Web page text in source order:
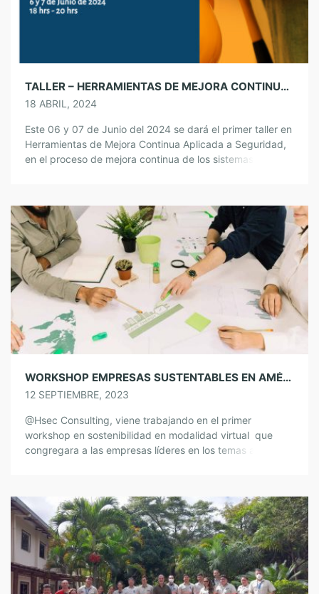
TALLER – HERRAMIENTAS DE MEJORA CONTINUA APLICADA A SEGURIDAD
18 ABRIL, 2024
Este 06 y 07 de Junio del 2024 se dará el primer taller en
Herramientas de Mejora Continua Aplicada a Seguridad,
en el proceso de mejora continua de los sistemas de SSO
este curso que […]
WORKSHOP EMPRESAS SUSTENTABLES EN AMÉRICA LATINA
12 SEPTIEMBRE, 2023
@Hsec Consulting, viene trabajando en el primer
workshop en sostenibilidad en modalidad virtual que
congregara a las empresas líderes en los temas a tratar